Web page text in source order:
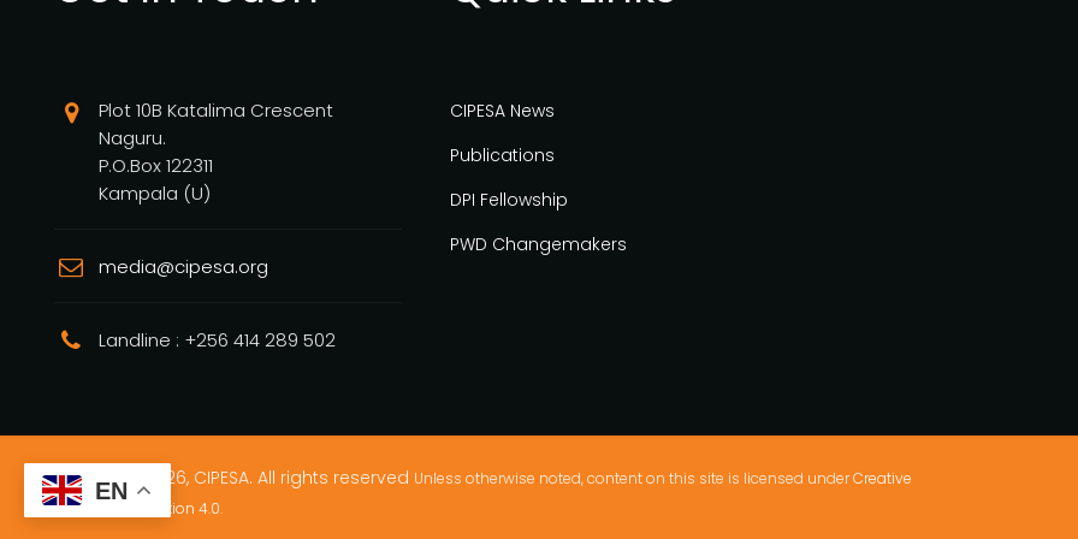
Plot 10B Katalima Crescent
Naguru.
P.O.Box 122311
Kampala (U)
media@cipesa.org
Landline : +256 414 289 502
CIPESA News
Publications
DPI Fellowship
PWD Changemakers
Copyright © 2026, CIPESA. All rights reserved Unless otherwise noted, content on this site is licensed underCreative
Commons Attribution 4.0.
EN